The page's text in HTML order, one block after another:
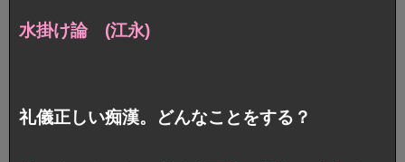
水掛け論 (江永)
礼儀正しい痴漢。どんなことをする？